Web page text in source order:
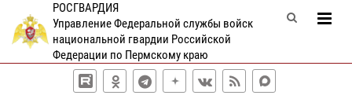
РОСГВАРДИЯ
Управление Федеральной службы войск
национальной гвардии Российской
Федерации по Пермскому краю